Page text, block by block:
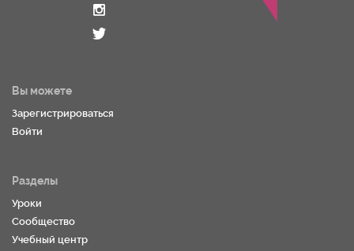
Вы можете
Зарегистрироваться
Войти
Разделы
Уроки
Сообщество
Учебный центр